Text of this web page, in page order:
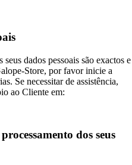
dados pessoais são exactos e
Store, por favor inicie a
Se necessitar de assistência,
ao Cliente em:
dos seus